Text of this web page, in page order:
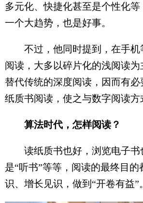
多元化、快捷化甚至是个性化
一个大趋势，也是好事。
不过，他同时提到，在手机
阅读，大多以碎片化的浅阅读
替代传统的深度阅读，因而有
纸质书阅读，使之与数字阅读方
算法时代，怎样阅读？
读纸质书也好，浏览电子书
是“听书”等等，阅读的最终目的
识、增长见识，做到“开卷有益”。